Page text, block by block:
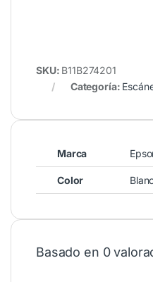
SKU: B11B274201
Categoría:
Marca
Color
Basado en 0